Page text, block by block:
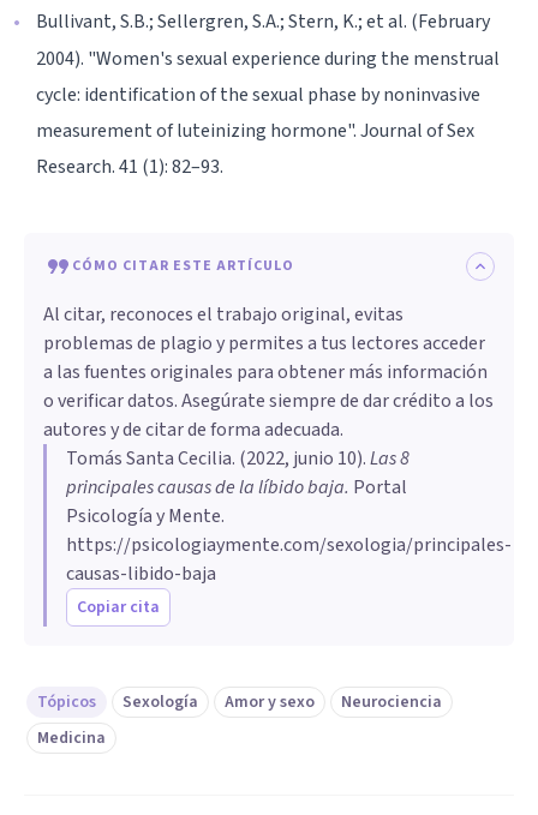
Bullivant, S.B.; Sellergren, S.A.; Stern, K.; et al. (February
2004). "Women's sexual experience during the menstrual
cycle: identification of the sexual phase by noninvasive
measurement of luteinizing hormone". Journal of Sex
Research. 41 (1): 82–93.
CÓMO CITAR ESTE ARTÍCULO
Al citar, reconoces el trabajo original, evitas
problemas de plagio y permites a tus lectores acceder
a las fuentes originales para obtener más información
o verificar datos. Asegúrate siempre de dar crédito a los
autores y de citar de forma adecuada.
Tomás Santa Cecilia. (2022, junio 10).Las 8
principales causas de la líbido baja. Portal
Psicología y Mente.
https://psicologiaymente.com/sexologia/principales-
causas-libido-baja
Copiar cita
Tópicos Sexología Amor y sexo
Neurociencia
Medicina